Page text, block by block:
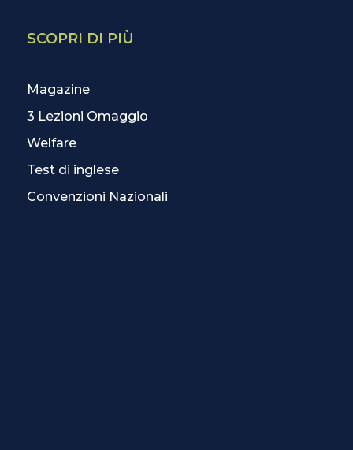
SCOPRI DI PIÙ
Magazine
3 Lezioni Omaggio
Welfare
Test di inglese
Convenzioni Nazionali